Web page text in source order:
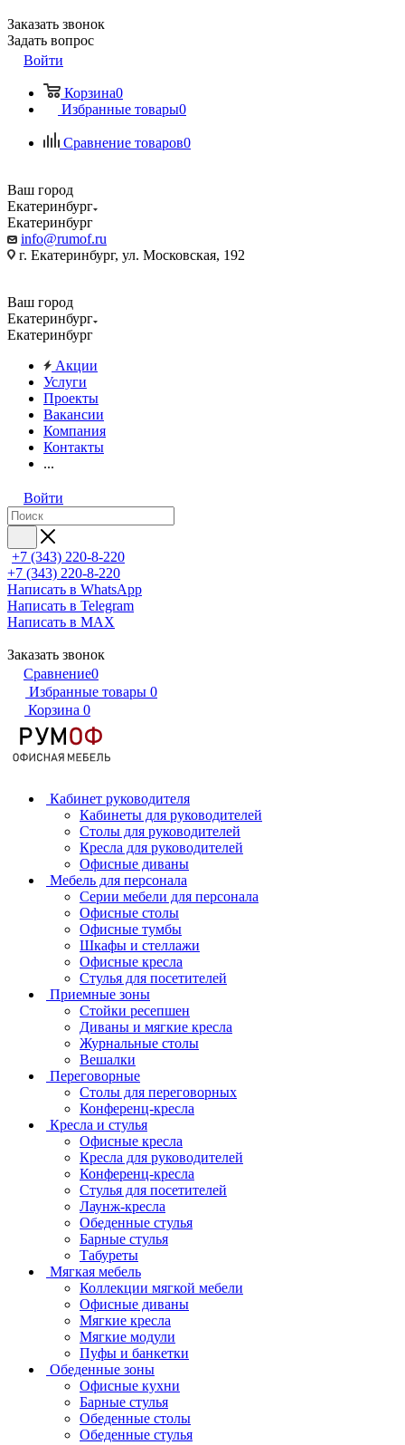
Заказать звонок
Задать вопрос
Войти
Корзина0
Избранные товары0
Сравнение товаров0
Ваш город
Екатеринбург
Екатеринбург
info@rumof.ru
г. Екатеринбург, ул. Московская, 192
Ваш город
Екатеринбург
Екатеринбург
Акции
Услуги
Проекты
Вакансии
Компания
Контакты
...
Войти
+7 (343) 220-8-220
+7 (343) 220-8-220
Написать в WhatsApp
Написать в Telegram
Написать в MAX
Заказать звонок
Сравнение0
Избранные товары 0
Корзина 0
Кабинет руководителя
Кабинеты для руководителей
Столы для руководителей
Кресла для руководителей
Офисные диваны
Мебель для персонала
Серии мебели для персонала
Офисные столы
Офисные тумбы
Шкафы и стеллажи
Офисные кресла
Стулья для посетителей
Приемные зоны
Стойки ресепшен
Диваны и мягкие кресла
Журнальные столы
Вешалки
Переговорные
Столы для переговорных
Конференц-кресла
Кресла и стулья
Офисные кресла
Кресла для руководителей
Конференц-кресла
Стулья для посетителей
Лаунж-кресла
Обеденные стулья
Барные стулья
Табуреты
Мягкая мебель
Коллекции мягкой мебели
Офисные диваны
Мягкие кресла
Мягкие модули
Пуфы и банкетки
Обеденные зоны
Офисные кухни
Барные стулья
Обеденные столы
Обеденные стулья